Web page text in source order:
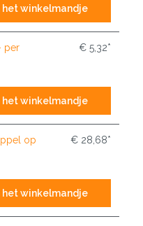
het winkelmandje
per
€ 5,32*
het winkelmandje
op
€ 28,68*
het winkelmandje